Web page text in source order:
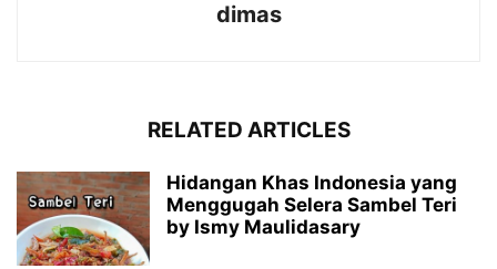
dimas
RELATED ARTICLES
Hidangan Khas Indonesia yang
Menggugah Selera Sambel Teri
by Ismy Maulidasary